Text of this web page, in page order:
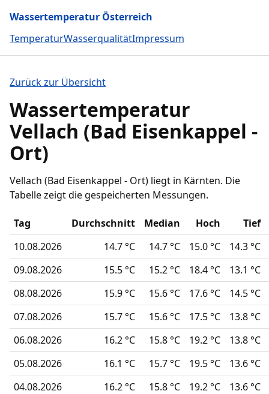
Wassertemperatur Österreich
TemperaturWasserqualitätImpressum
Zurück zur Übersicht
Wassertemperatur
Vellach (Bad Eisenkappel -
Ort)
Vellach (Bad Eisenkappel - Ort) liegt in Kärnten. Die
Tabelle zeigt die gespeicherten Messungen.
Tag Durchschnitt Median Hoch
Tief
10.08.2026
14.7 °C 14.7 °C 15.0 °C
14.3 °C
09.08.2026
15.5 °C 15.2 °C 18.4 °C
13.1 °C
08.08.2026
15.9 °C 15.6 °C 17.6 °C
14.5 °C
07.08.2026
15.7 °C 15.6 °C 17.5 °C
13.8 °C
06.08.2026
16.2 °C 15.8 °C 19.2 °C
13.8 °C
05.08.2026
16.1 °C 15.7 °C 19.5 °C
13.6 °C
04.08.2026
16.2 °C 15.8 °C 19.2 °C
13.6 °C